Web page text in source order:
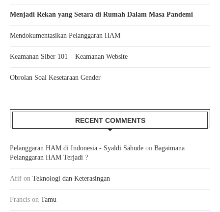
Menjadi Rekan yang Setara di Rumah Dalam Masa Pandemi
Mendokumentasikan Pelanggaran HAM
Keamanan Siber 101 – Keamanan Website
Obrolan Soal Kesetaraan Gender
RECENT COMMENTS
Pelanggaran HAM di Indonesia - Syaldi Sahude on Bagaimana
Pelanggaran HAM Terjadi ?
Afif on Teknologi dan Keterasingan
Francis on Tamu